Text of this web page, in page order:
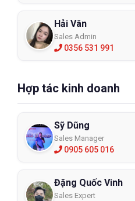
Hải Vân
Sales Admin
0356 531 991
Hợp tác kinh doanh
Sỹ Dũng
Sales Manager
0905 605 016
Đặng Quốc Vinh
Sales Expert